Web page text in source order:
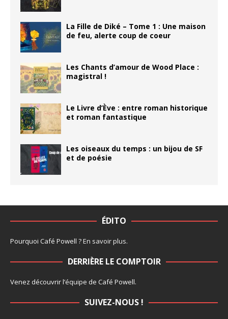
La Fille de Diké – Tome 1 : Une maison
de feu, alerte coup de coeur
Les Chants d’amour de Wood Place :
magistral !
Le Livre d’Ève : entre roman historique
et roman fantastique
Les oiseaux du temps : un bijou de SF
et de poésie
ÉDITO
Pourquoi Café Powell ?En savoir plus.
DERRIÈRE LE COMPTOIR
Venez découvrir l’équipe de Café Powell.
SUIVEZ-NOUS !